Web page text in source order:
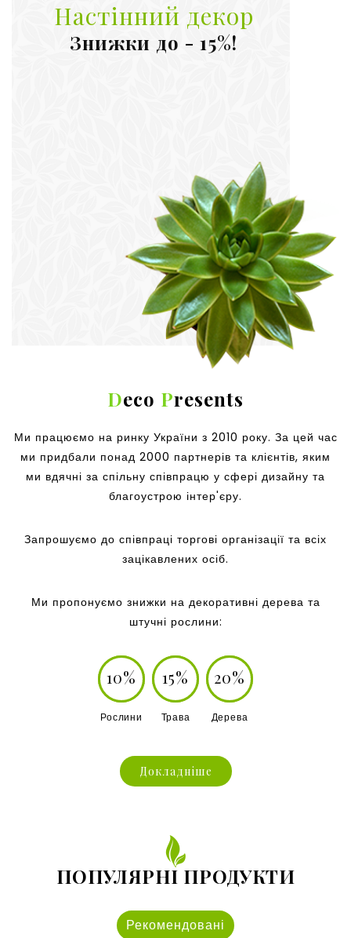
Настінний декор
Знижки до - 15%!
Deco Presents
Ми працюємо на ринку України з 2010 року. За цей час
ми придбали понад 2000 партнерів та клієнтів, яким
ми вдячні за спільну співпрацю у сфері дизайну та
благоустрою інтер'єру.
Запрошуємо до співпраці торгові організації та всіх
зацікавлених осіб.
Ми пропонуємо знижки на декоративні дерева та
штучні рослини:
10%
Рослини
15%
Трава
20%
Дерева
Докладніше
ПОПУЛЯРНІ ПРОДУКТИ
Рекомендовані